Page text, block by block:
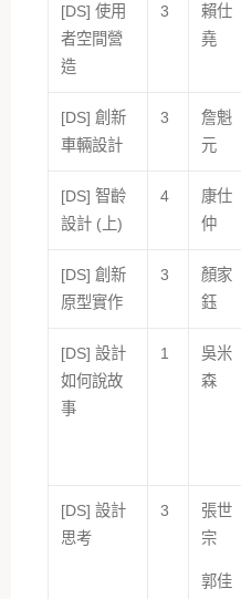
[DS] 使用
者空間營
造
3
賴仕
堯
[DS] 創新
車輛設計
3
詹魁
元
[DS] 智齡
設計 (上)
4
康仕
仲
[DS] 創新
原型實作
3
顏家
鈺
[DS] 設計
如何說故
事
1
吳米
森
[DS] 設計
思考
3
張世
宗
郭佳